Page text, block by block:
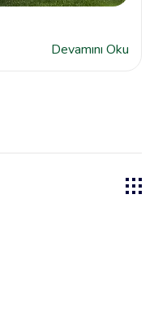
Devamını Oku